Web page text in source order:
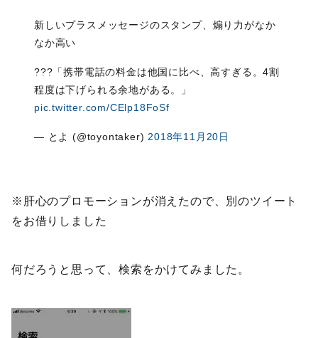
新しいプラスメッセージのスタンプ、煽り力がなか
なか高い
???「携帯電話の料金は他国に比べ、高すぎる。4割
程度は下げられる余地がある。」
pic.twitter.com/CElp18FoSf
— とよ (@toyontaker) 2018年11月20日
※肝心のプロモーションが消えたので、別のツイート
をお借りしました
何だろうと思って、検索をかけてみました。